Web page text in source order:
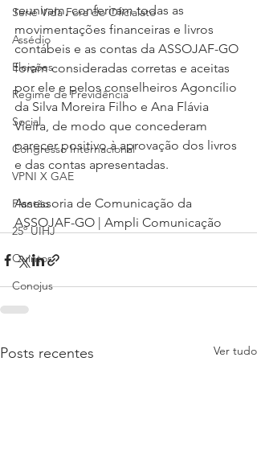
Serie Vida Fora do Oficialato
Assédio
Eleições
Regime de Previdência
Social
Congresso Internacional
VPNI X GAE
Plantão
25º UIHJ
Quintos
Conojus
reuniram, conferiram todas as
movimentações financeiras e livros
contábeis e as contas da ASSOJAF-GO
foram consideradas corretas e aceitas
por ele e pelos conselheiros Agoncílio
da Silva Moreira Filho e Ana Flávia
Vieira, de modo que concederam
parecer positivo à aprovação dos livros
e das contas apresentadas.
Assessoria de Comunicação da
ASSOJAF-GO | Ampli Comunicação
Posts recentes Ver tudo